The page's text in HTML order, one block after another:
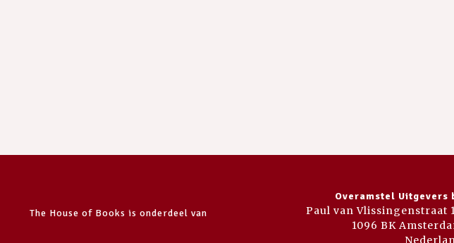
The House of Books is onderdeel van
Overamstel Uitgevers
Paul van Vlissingenstraat
1096 BK